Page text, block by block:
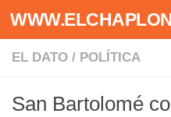
Saltar al contenido
EL DATO / POLÍTICA
San Bartolomé